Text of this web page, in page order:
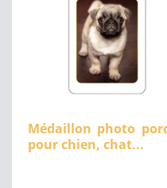
Médaillon photo
pour chien, chat...